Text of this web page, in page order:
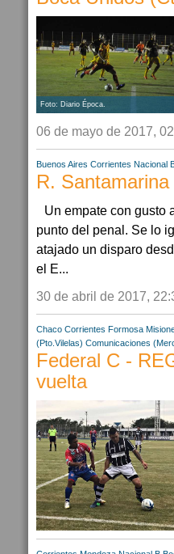
Foto: Diario Época.
06 de mayo de 2017,
Buenos Aires Corrientes Nacional
R.
Un empate con gusto
punto del penal. Se lo
atajado un disparo
el E...
30 de abril de 2017,
Chaco Corrientes Formosa
(Pto.Vilelas) Comunicaciones
Federal C -
vuelta